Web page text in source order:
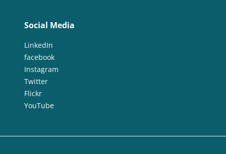
Social Media
LinkedIn
facebook
Instagram
Twitter
Flickr
YouTube